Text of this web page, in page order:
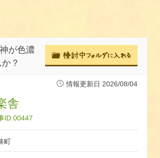
が色濃
？
情報更新日 2026/08/04
舎
ID:00447
町